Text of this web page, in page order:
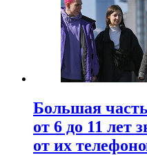
Большая
от 6 до 11 лет
от их